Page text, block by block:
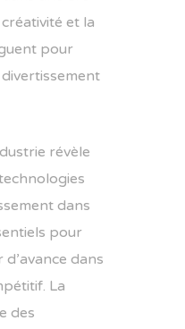
et la
pour
révèle
dans
pour
dans
La
des